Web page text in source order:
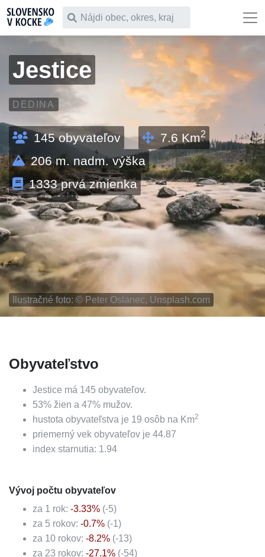
Čo chceš vyhľadať
Jestice
DEDINA
145obyvateľov 7.6 Km2
206m. nadm. výška
1333prvá zmienka
Ilustračné foto: © Peter Oslanec, Unsplash.com
Obyvateľstvo
Jestice má 145 obyvateľov.
53% žien a 47% mužov.
hustota obyvateľstva je 19 osôb na Km2
priemerný vek obyvateľov je 44.87
index starnutia: 1.94
Vývoj počtu obyvateľov
za 1 rok: -3.33% (-5)
za 5 rokov: -0.7% (-1)
za 10 rokov: -8.2% (-13)
za 23 rokov: -27.1% (-54)